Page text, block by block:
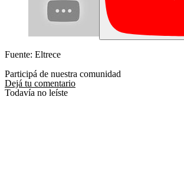
Fuente: Eltrece
Participá de nuestra comunidad
Dejá tu comentario
Todavía no leíste